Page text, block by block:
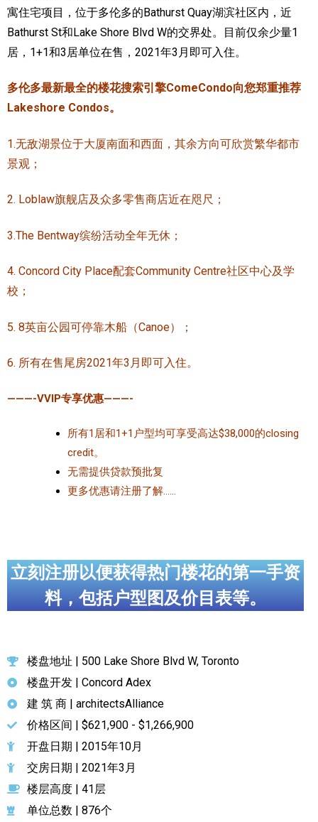
加拿大房地产网站
大多伦多教育网站
加拿大银行贷款机构
加拿大社会保险系统
加拿大的福利制度
吃货眼中的加拿大地图
寓住宅项目，位于多伦多的Bathurst Quay湖滨社区内，近
Bathurst St和Lake Shore Blvd W的交界处。
目前仅余少量1
居，1+1和3居单位在售，2021年3月即可入住。
多伦多最新最全的楼花搜索引擎ComeCondo向您郑重推荐
Lakeshore Condos。
1.无敌湖景位于大厦南面和西面，其余方向可欣赏繁华都市
景观；
2. Loblaw旗舰店及众多零售商店近在咫尺；
3.The Bentway缤纷活动全年无休；
4. Concord City Place配套Community Centre社区中心及学
校；
5. 8英亩公园可停靠木船（Canoe）；
6. 所有在售尾房2021年3月即可入住。
———-VVIP专享优惠———-
所有1居和1+1户型均可享受高达$38,000的closing
credit。
无需提供贷款预批复
更多优惠请注册了解……
立刻注册以便获得热门楼花的第一手资
料，包括户型图及价目表等。
楼盘地址 | 500 Lake Shore Blvd W, Toronto
楼盘开发 | Concord Adex
建 筑 商 | architectsAlliance
价格区间 | $621,900 - $1,266,900
开盘日期 | 2015年10月
交房日期 | 2021年3月
楼层高度 | 41层
单位总数 | 876个